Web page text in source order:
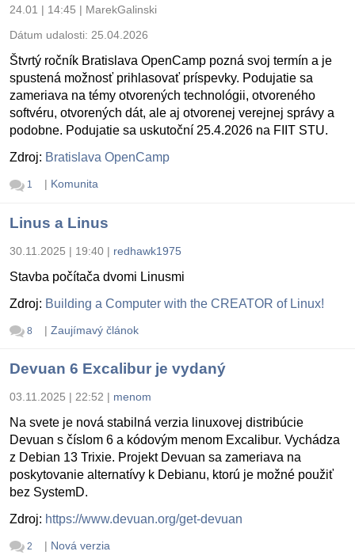
24.01 | 14:45 | MarekGalinski
Dátum udalosti: 25.04.2026
Štvrtý ročník Bratislava OpenCamp pozná svoj termín a je
spustená možnosť prihlasovať príspevky. Podujatie sa
zameriava na témy otvorených technológii, otvoreného
softvéru, otvorených dát, ale aj otvorenej verejnej správy a
podobne. Podujatie sa uskutoční 25.4.2026 na FIIT STU.
Zdroj: Bratislava OpenCamp
1 | Komunita
Linus a Linus
30.11.2025 | 19:40 | redhawk1975
Stavba počítača dvomi Linusmi
Zdroj: Building a Computer with the CREATOR of Linux!
8 | Zaujímavý článok
Devuan 6 Excalibur je vydaný
03.11.2025 | 22:52 | menom
Na svete je nová stabilná verzia linuxovej distribúcie
Devuan s číslom 6 a kódovým menom Excalibur. Vychádza
z Debian 13 Trixie. Projekt Devuan sa zameriava na
poskytovanie alternatívy k Debianu, ktorú je možné použiť
bez SystemD.
Zdroj: https://www.devuan.org/get-devuan
2 | Nová verzia